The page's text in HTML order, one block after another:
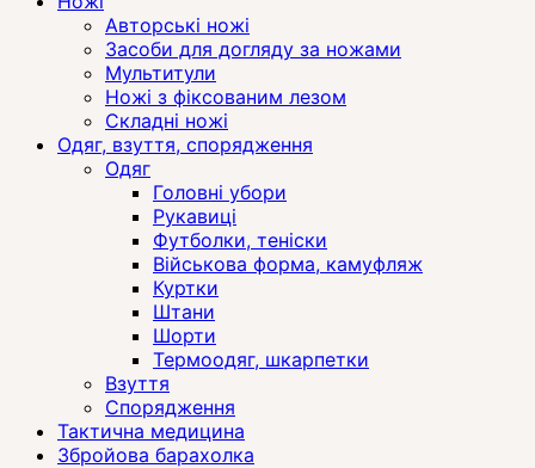
Авторські ножі
Засоби для догляду за ножами
Мультитули
Ножі з фіксованим лезом
Складні ножі
Одяг, взуття, спорядження
Одяг
Головні убори
Рукавиці
Футболки, теніски
Військова форма, камуфляж
Куртки
Штани
Шорти
Термоодяг, шкарпетки
Взуття
Спорядження
Тактична медицина
Збройова барахолка